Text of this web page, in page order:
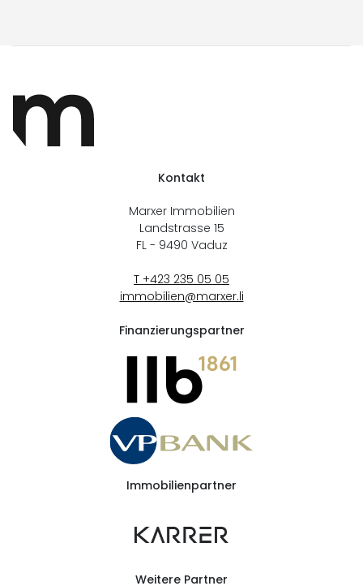
Kontakt
Marxer Immobilien
Landstrasse 15
FL - 9490 Vaduz
T +423 235 05 05
immobilien@marxer.li
Finanzierungspartner
Immobilienpartner
Weitere Partner